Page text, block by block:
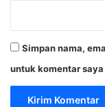
Simpan nama,
untuk komentar